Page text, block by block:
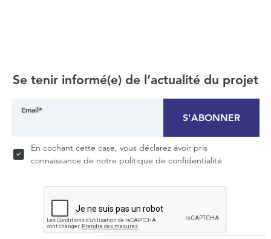
Se tenir informé(e) de l’actualité du projet
Email*
S'ABONNER
En cochant cette case, vous déclarez avoir pris
connaissance de notre politique de confidentialité